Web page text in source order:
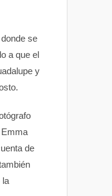
se
a que el
y
de
la